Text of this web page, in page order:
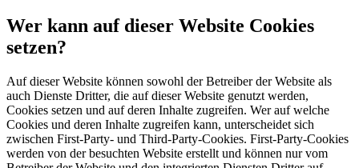
Wer kann auf dieser Website Cookies
setzen?
Auf dieser Website können sowohl der Betreiber der Website als
auch Dienste Dritter, die auf dieser Website genutzt werden,
Cookies setzen und auf deren Inhalte zugreifen. Wer auf welche
Cookies und deren Inhalte zugreifen kann, unterscheidet sich
zwischen First-Party- und Third-Party-Cookies. First-Party-Cookies
werden von der besuchten Website erstellt und können nur vom